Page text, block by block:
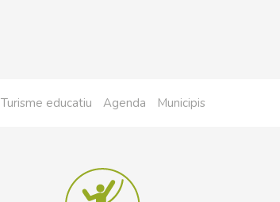
Turisme educatiu Agenda Municipis